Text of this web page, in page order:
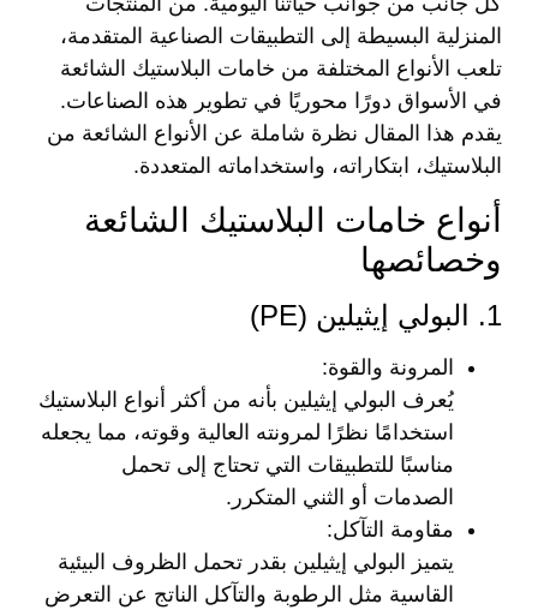
المنزلية البسيطة إلى التطبيقات الصناعية المتقدمة،
تلعب الأنواع المختلفة من خامات البلاستيك الشائعة
في الأسواق دورًا محوريًا في تطوير هذه الصناعات.
يقدم هذا المقال نظرة شاملة عن الأنواع الشائعة من
البلاستيك، ابتكاراته، واستخداماته المتعددة.
أنواع خامات البلاستيك الشائعة
وخصائصها
1. البولي إيثيلين (PE)
المرونة والقوة:
يُعرف البولي إيثيلين بأنه من أكثر أنواع البلاستيك
استخدامًا نظرًا لمرونته العالية وقوته، مما يجعله
مناسبًا للتطبيقات التي تحتاج إلى تحمل
الصدمات أو الثني المتكرر.
مقاومة التآكل:
يتميز البولي إيثيلين بقدر تحمل الظروف البيئية
القاسية مثل الرطوبة والتآكل الناتج عن التعرض